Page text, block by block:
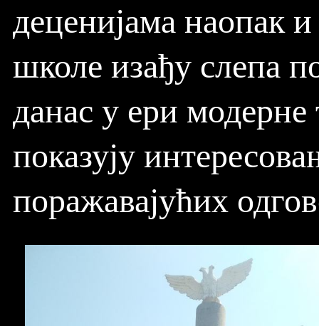
деценијама наопак
школе изађу слепа
данас у ери
показују
поражавајућих